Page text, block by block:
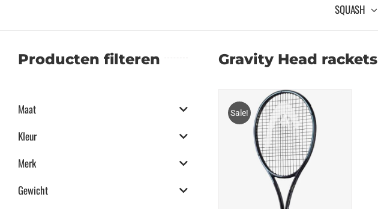
SQUASH
Producten filteren
Maat
Kleur
Merk
Gewicht
Gravity Head rackets
Sale!